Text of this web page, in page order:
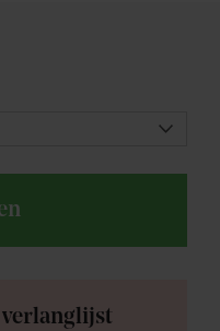
verlanglijst